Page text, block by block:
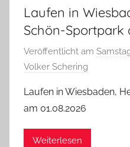
Laufen in
Schön-Sportpark
Veröffentlicht am
Volker Schering
Laufen in Wiesbaden,
am 01.08.2026
Weiterlesen